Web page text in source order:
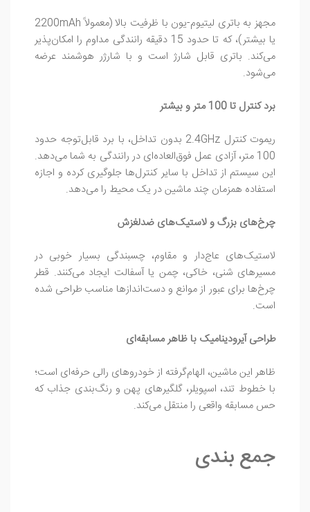
مجهز به باتری لیتیوم-یون با ظرفیت بالا (معمولاً 2200mAh
یا بیشتر)، که تا حدود 15 دقیقه رانندگی مداوم را امکان‌پذیر
می‌کند. باتری قابل شارژ است و با شارژر هوشمند عرضه
می‌شود.
برد کنترل تا 100 متر و بیشتر
ریموت کنترل 2.4GHz بدون تداخل، با برد قابل‌توجه حدود
100 متر، آزادی عمل فوق‌العاده‌ای در رانندگی به شما می‌دهد.
این سیستم از تداخل با سایر کنترل‌ها جلوگیری کرده و اجازه
استفاده همزمان چند ماشین در یک محیط را می‌دهد.
چرخ‌های بزرگ و لاستیک‌های ضدلغزش
لاستیک‌های عاج‌دار و مقاوم، چسبندگی بسیار خوبی در
مسیرهای شنی، خاکی، چمن یا آسفالت ایجاد می‌کنند. قطر
چرخ‌ها برای عبور از موانع و دست‌اندازها مناسب طراحی شده
است.
طراحی آیرودینامیک با ظاهر مسابقه‌ای
ظاهر این ماشین، الهام‌گرفته از خودروهای رالی حرفه‌ای است؛
با خطوط تند، اسپویلر، گلگیرهای پهن و رنگ‌بندی جذاب که
حس مسابقه واقعی را منتقل می‌کند.
جمع بندی